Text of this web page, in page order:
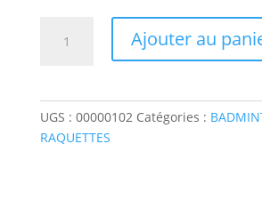
Auraspeed
Ajouter au
UGS : 00000102 Catégories :
RAQUETTES